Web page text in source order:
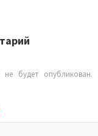
будет опубликован.